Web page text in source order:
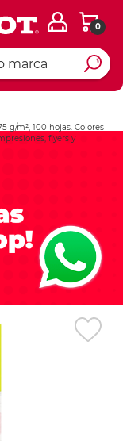
0
g/m², 100 hojas. Colores
flyers y
Ingresar Codigo